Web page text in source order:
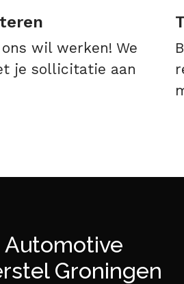
wil werken! We
je sollicitatie aan
Automotive
Groningen